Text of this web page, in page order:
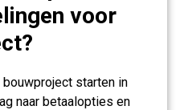
voor
starten in
naar betaalopties en